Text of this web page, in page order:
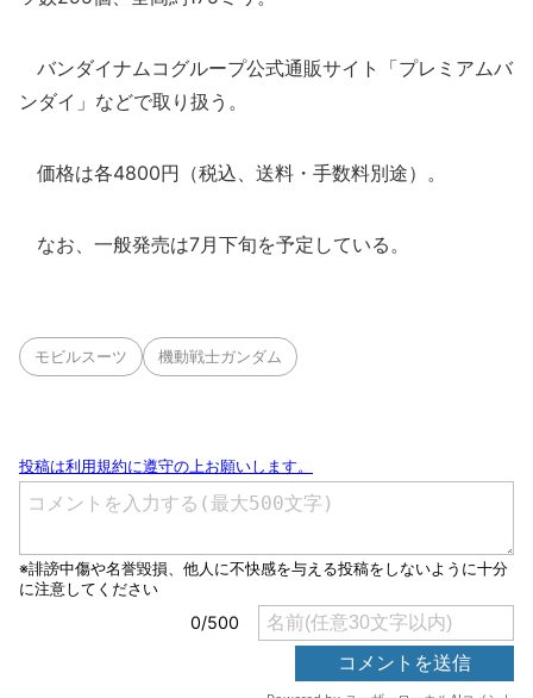
バンダイナムコグループ公式通販サイト「プレミアムバ
ンダイ」などで取り扱う。
価格は各4800円（税込、送料・手数料別途）。
なお、一般発売は7月下旬を予定している。
モビルスーツ 機動戦士ガンダム